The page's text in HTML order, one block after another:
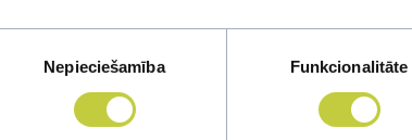
Nepieciešamība Funkcionalitāte
jautājumi